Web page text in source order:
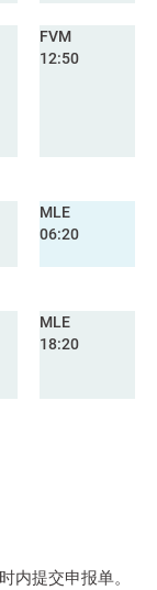
FVM
12:50
MLE
06:20
MLE
18:20
内提交申报单。